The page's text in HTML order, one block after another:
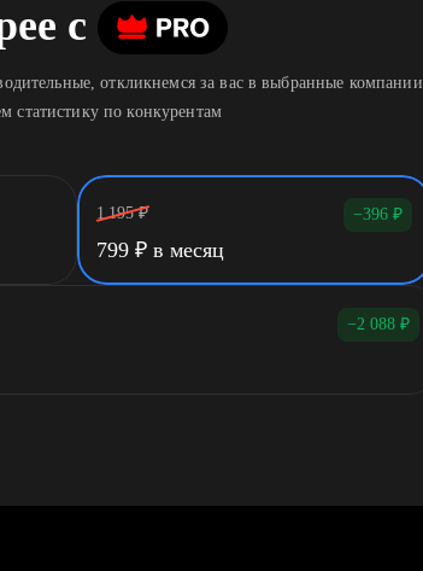
c
откликнемся за вас в выбранные компании
статистику по конкурентам
1 195 ₽ −396 ₽
799 ₽ в месяц
−2 088 ₽